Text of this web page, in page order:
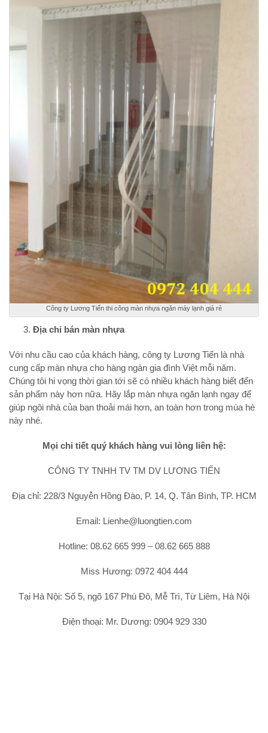
Công ty Lương Tiến thi công màn nhựa ngăn máy lạnh giá rẻ
Địa chỉ bán màn nhựa
Với nhu cầu cao của khách hàng, công ty Lương Tiến là nhà
cung cấp màn nhựa cho hàng ngàn gia đình Việt mỗi năm.
Chúng tôi hi vọng thời gian tới sẽ có nhiều khách hàng biết đến
sản phẩm này hơn nữa. Hãy lắp màn nhựa ngăn lạnh ngay để
giúp ngôi nhà của bạn thoải mái hơn, an toàn hơn trong mùa hè
này nhé.
Mọi chi tiết quý khách hàng vui lòng liên hệ:
CÔNG TY TNHH TV TM DV LƯƠNG TIẾN
Địa chỉ: 228/3 Nguyễn Hồng Đào, P. 14, Q. Tân Bình, TP. HCM
Email: Lienhe@luongtien.com
Hotline: 08.62 665 999 – 08.62 665 888
Miss Hương: 0972 404 444
Tại Hà Nội: Số 5, ngõ 167 Phú Đô, Mễ Trì, Từ Liêm, Hà Nội
Điện thoại: Mr. Dương: 0904 929 330